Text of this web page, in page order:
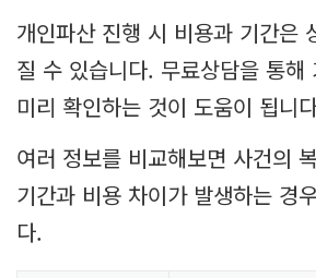
개인파산 진행 시 비용과 기간은
질 수 있습니다. 무료상담을 통해
미리 확인하는 것이 도움이 됩니
여러 정보를 비교해보면 사건의
기간과 비용 차이가 발생하는 경
다.